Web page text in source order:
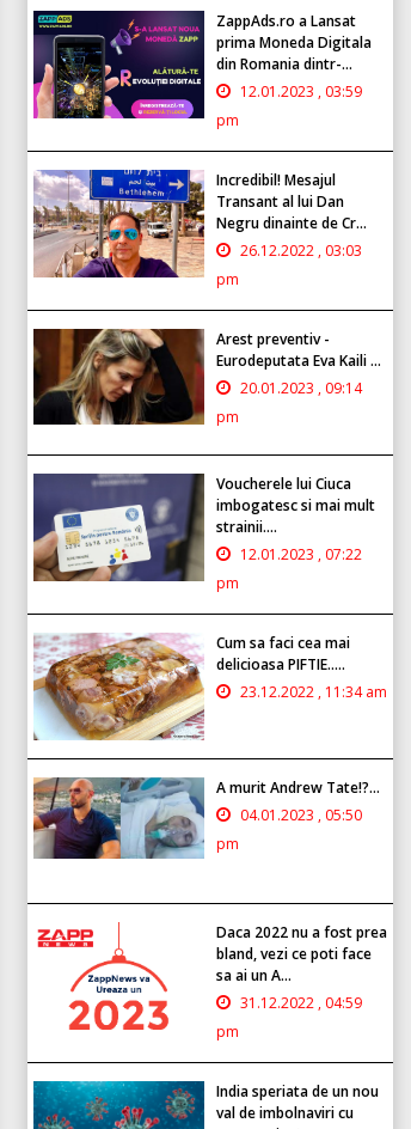
ZappAds.ro a Lansat
prima Moneda Digitala
din Romania dintr-...
12.01.2023 , 03:59
pm
Incredibil! Mesajul
Transant al lui Dan
Negru dinainte de Cr...
26.12.2022 , 03:03
pm
Arest preventiv -
Eurodeputata Eva Kaili ...
20.01.2023 , 09:14
pm
Voucherele lui Ciuca
imbogatesc si mai mult
strainii....
12.01.2023 , 07:22
pm
Cum sa faci cea mai
delicioasa PIFTIE.....
23.12.2022 , 11:34 am
A murit Andrew Tate!?...
04.01.2023 , 05:50
pm
Daca 2022 nu a fost prea
bland, vezi ce poti face
sa ai un A...
31.12.2022 , 04:59
pm
India speriata de un nou
val de imbolnaviri cu